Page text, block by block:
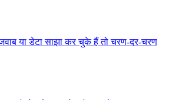
या डेटा साझा कर चुके हैं तो चरण-दर-चरण